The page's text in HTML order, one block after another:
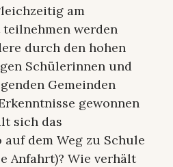
am
werden
durch den hohen
Schülerinnen und
Gemeinden
gewonnen
sich das
dem Weg zu Schule
Anfahrt)? Wie verhält